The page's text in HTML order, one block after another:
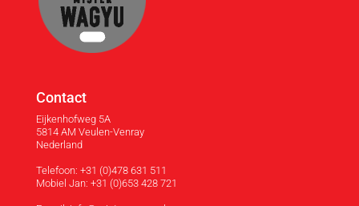
Contact
Eijkenhofweg 5A
5814 AM Veulen-Venray
Nederland
Telefoon: +31 (0)478 631 511
Mobiel Jan: +31 (0)653 428 721